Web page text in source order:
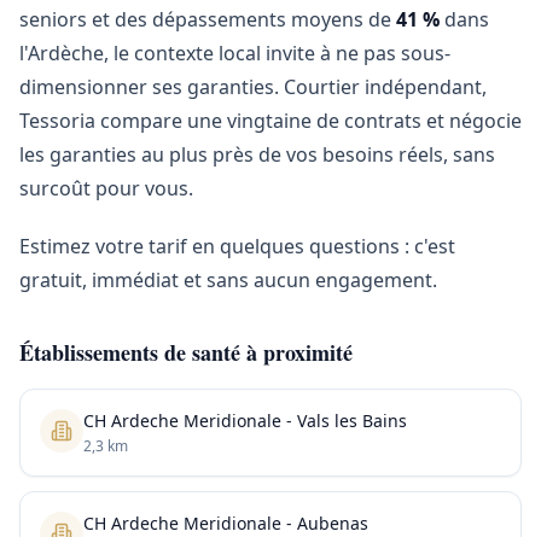
seniors et des dépassements moyens de41 % dans
l'Ardèche, le contexte local invite à ne pas sous-
dimensionner ses garanties. Courtier indépendant,
Tessoria compare une vingtaine de contrats et négocie
les garanties au plus près de vos besoins réels, sans
surcoût pour vous.
Estimez votre tarif en quelques questions : c'est
gratuit, immédiat et sans aucun engagement.
Établissements de santé à proximité
CH Ardeche Meridionale - Vals les Bains
2,3 km
CH Ardeche Meridionale - Aubenas